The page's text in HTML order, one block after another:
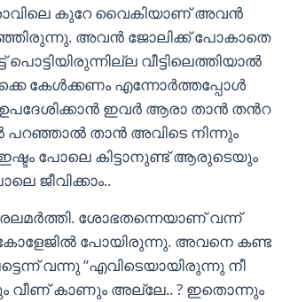
കുറേ വൈകിയാണ് അവൻ
അവൻ ജോലിക്ക് പോകാതെ
പൊട്ടിയിരുന്നില്ല വീട്ടിലെത്തിയാൽ
കേൾക്കണം എന്നോർത്തപ്പോൾ
ഇവർ ആരാ താൻ തൻറ
പറഞ്ഞാൽ താൻ അവിടെ നിന്നും
ഇഷ്ടം പോലെ കിട്ടാനുണ്ട് ആരുടെയും
ജീവിക്കാം..
ശോഭതന്നെയാണ് വന്ന്
പോയിരുന്നു. അവനെ കണ്ട
വന്നു ”എവിടെയായിരുന്നു നീ
വീണ് കാണും അല്ലേ.. ? ഇതൊന്നും